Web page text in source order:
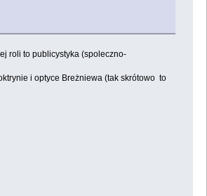
roli to publicystyka (spoleczno-
i optyce Breżniewa (tak skrótowo to